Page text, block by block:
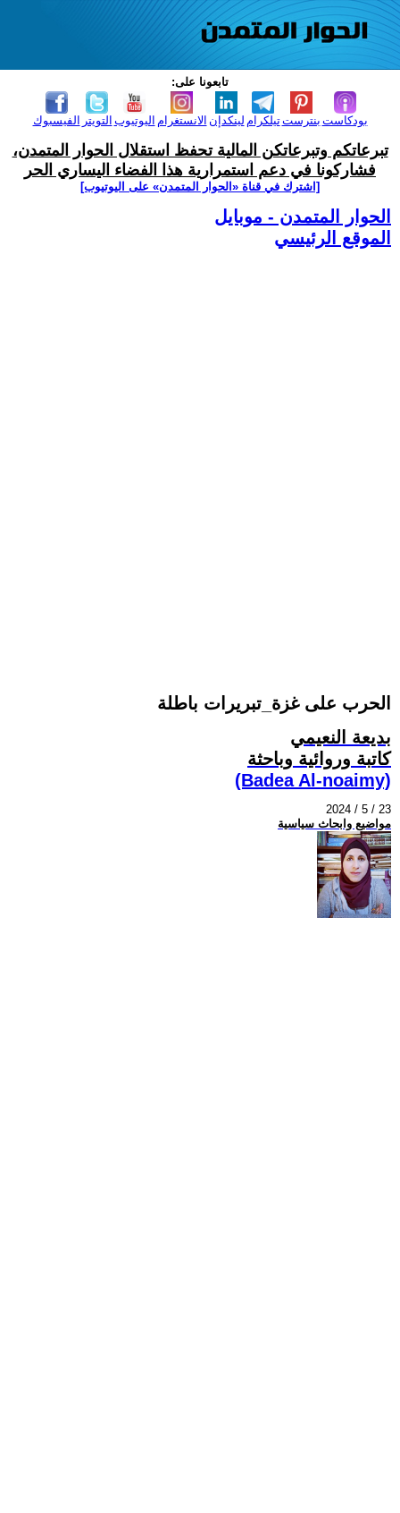
تابعونا على:
الفيسبوك التويتر اليوتيوب الانستغرام لينكدإن تيلكرامبنترست بودكاست
تبرعاتكم وتبرعاتكن المالية تحفظ استقلال الحوار المتمدن،
فشاركونا في دعم استمرارية هذا الفضاء اليساري الحر
[اشترك في قناة ‫«الحوار المتمدن» على اليوتيوب]
الحوار المتمدن - موبايل
الموقع الرئيسي
الحرب على غزة_تبريرات باطلة
بديعة النعيمي
كاتبة وروائية وباحثة
(Badea Al-noaimy)
2024 / 5 / 23
مواضيع وابحاث سياسية